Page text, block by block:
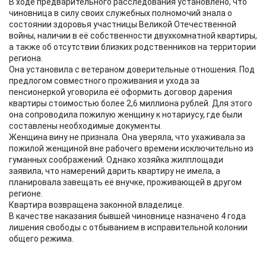
чиновница в силу своих служебных полномочий знала о
состоянии здоровья участницы Великой Отечественной
войны, наличии в её собственности двухкомнатной квартиры,
а также об отсутствии близких родственников на территории
региона.
Она установила с ветераном доверительные отношения. Под
предлогом совместного проживания и ухода за
пенсионеркой уговорила её оформить договор дарения
квартиры стоимостью более 2,6 миллиона рублей. Для этого
она сопроводила пожилую женщину к нотариусу, где были
составлены необходимые документы.
Женщина вину не признала. Она уверяла, что ухаживала за
пожилой женщиной вне рабочего времени исключительно из
гуманных соображений. Однако хозяйка жилплощади
заявила, что намерений дарить квартиру не имела, а
планировала завещать её внучке, проживающей в другом
регионе.
Квартира возвращена законной владелице.
В качестве наказания бывшей чиновнице назначено 4 года
лишения свободы с отбыванием в исправительной колонии
общего режима.